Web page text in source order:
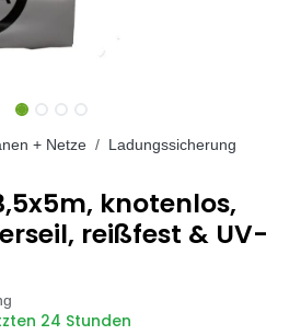
+ Netze
Ladungssicherung
knotenlos,
reißfest & UV-
24 Stunden